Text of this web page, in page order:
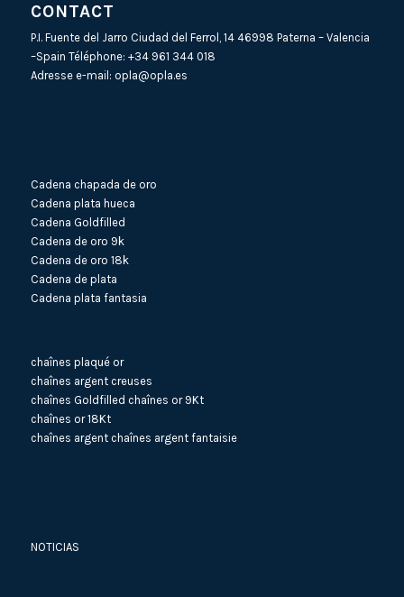
CONTACT
P.I. Fuente del Jarro Ciudad del Ferrol, 14 46998 Paterna – Valencia
–Spain Téléphone: +34 961 344 018
Adresse e-mail: opla@opla.es
Cadena chapada de oro
Cadena plata hueca
Cadena Goldfilled
Cadena de oro 9k
Cadena de oro 18k
Cadena de plata
Cadena plata fantasia
chaînes plaqué or
chaînes argent creuses
chaînes Goldfilled chaînes or 9Kt
chaînes or 18Kt
chaînes argent chaînes argent fantaisie
NOTICIAS